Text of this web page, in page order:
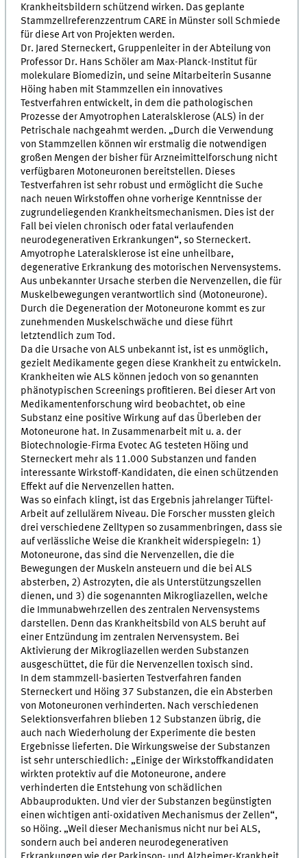
Krankheitsbildern schützend wirken. Das geplante
Stammzellreferenzzentrum CARE in Münster soll Schmiede
für diese Art von Projekten werden.
Dr. Jared Sterneckert, Gruppenleiter in der Abteilung von
Professor Dr. Hans Schöler am Max-Planck-Institut für
molekulare Biomedizin, und seine Mitarbeiterin Susanne
Höing haben mit Stammzellen ein innovatives
Testverfahren entwickelt, in dem die pathologischen
Prozesse der Amyotrophen Lateralsklerose (ALS) in der
Petrischale nachgeahmt werden. „Durch die Verwendung
von Stammzellen können wir erstmalig die notwendigen
großen Mengen der bisher für Arzneimittelforschung nicht
verfügbaren Motoneuronen bereitstellen. Dieses
Testverfahren ist sehr robust und ermöglicht die Suche
nach neuen Wirkstoffen ohne vorherige Kenntnisse der
zugrundeliegenden Krankheitsmechanismen. Dies ist der
Fall bei vielen chronisch oder fatal verlaufenden
neurodegenerativen Erkrankungen“, so Sterneckert.
Amyotrophe Lateralsklerose ist eine unheilbare,
degenerative Erkrankung des motorischen Nervensystems.
Aus unbekannter Ursache sterben die Nervenzellen, die für
Muskelbewegungen verantwortlich sind (Motoneurone).
Durch die Degeneration der Motoneurone kommt es zur
zunehmenden Muskelschwäche und diese führt
letztendlich zum Tod.
Da die Ursache von ALS unbekannt ist, ist es unmöglich,
gezielt Medikamente gegen diese Krankheit zu entwickeln.
Krankheiten wie ALS können jedoch von so genannten
phänotypischen Screenings profitieren. Bei dieser Art von
Medikamentenforschung wird beobachtet, ob eine
Substanz eine positive Wirkung auf das Überleben der
Motoneurone hat. In Zusammenarbeit mit u. a. der
Biotechnologie-Firma Evotec AG testeten Höing und
Sterneckert mehr als 11.000 Substanzen und fanden
interessante Wirkstoff-Kandidaten, die einen schützenden
Effekt auf die Nervenzellen hatten.
Was so einfach klingt, ist das Ergebnis jahrelanger Tüftel-
Arbeit auf zellulärem Niveau. Die Forscher mussten gleich
drei verschiedene Zelltypen so zusammenbringen, dass sie
auf verlässliche Weise die Krankheit widerspiegeln: 1)
Motoneurone, das sind die Nervenzellen, die die
Bewegungen der Muskeln ansteuern und die bei ALS
absterben, 2) Astrozyten, die als Unterstützungszellen
dienen, und 3) die sogenannten Mikrogliazellen, welche
die Immunabwehrzellen des zentralen Nervensystems
darstellen. Denn das Krankheitsbild von ALS beruht auf
einer Entzündung im zentralen Nervensystem. Bei
Aktivierung der Mikrogliazellen werden Substanzen
ausgeschüttet, die für die Nervenzellen toxisch sind.
In dem stammzell-basierten Testverfahren fanden
Sterneckert und Höing 37 Substanzen, die ein Absterben
von Motoneuronen verhinderten. Nach verschiedenen
Selektionsverfahren blieben 12 Substanzen übrig, die
auch nach Wiederholung der Experimente die besten
Ergebnisse lieferten. Die Wirkungsweise der Substanzen
ist sehr unterschiedlich: „Einige der Wirkstoffkandidaten
wirkten protektiv auf die Motoneurone, andere
verhinderten die Entstehung von schädlichen
Abbauprodukten. Und vier der Substanzen begünstigten
einen wichtigen anti-oxidativen Mechanismus der Zellen“,
so Höing. „Weil dieser Mechanismus nicht nur bei ALS,
sondern auch bei anderen neurodegenerativen